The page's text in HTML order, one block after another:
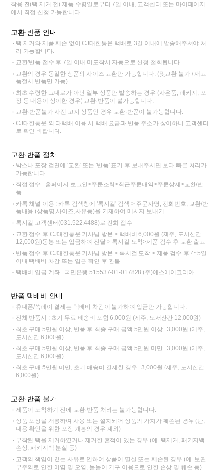
착용 전(택 제거 전) 제품 수령일로부터 7일 이내, 고객센터 또는 마이페이지
에서 직접 신청 가능합니다.
교환·반품 안내
택 제거와 제품 훼손 없이 CJ대한통운 택배로 3일 이내에 발송해주셔야 처
리 가능합니다.
교환/반품 접수 후 7일 이내 미도착시 자동으로 신청 철회됩니다.
교환의 경우 동일한 상품의 사이즈 교환만 가능합니다. (맞교환 불가 / 재고
품절시 반품만 가능)
최초 수령한 그대로가 아닌 일부 상품만 발송하는 경우 (사은품, 패키지, 포
장 등 내용이 상이한 경우) 교환·반품이 불가능합니다.
교환·반품불가 사전 고지 상품인 경우 교환·반품이 불가능합니다.
CJ대한통운 외 타택배 이용 시 택배 요금과 반품 주소가 상이하니 고객센터
로 확인 바랍니다.
교환·반품 절차
박스나 포장 겉면에 '교환' 또는 '반품' 표기 후 보내주시면 보다 빠른 처리가
가능합니다.
직접 접수 : 홈페이지 로그인>주문조회>최근주문내역>주문상세>교환/반
품
카톡 채널 이용 : 카톡 검색창에 '록시걸' 검색 > 주문자명, 전화번호, 교환/반
품내용 (상품명,사이즈,사유등)을 기재하여 메시지 보내기
록시걸 고객센터(031.522.4488)로 전화 접수
교환 접수 후 CJ대한통운 기사님 방문 > 택배비 6,000원 (제주, 도서산간
12,000원)동봉 또는 입금하여 전달 > 록시걸 도착>제품 검수 후 교환 출고
반품 접수 후 CJ대한통운 기사님 방문 > 록시걸 도착 > 제품 검수 후 4~5일
이내 택배비 차감 또는 입금 확인 후 환불
택배비 입금 계좌 : 국민은행 515537-01-017828 (주)에스에이코리아
반품 택배비 안내
휴대폰/쓱페이 결제는 택배비 차감이 불가하여 입금만 가능합니다.
전체 반품시 : 초기 무료 배송비 포함 6,000원 (제주, 도서산간 12,000원)
최초 구매 5만원 이상, 반품 후 최종 구매 금액 5만원 이상 : 3,000원 (제주,
도서산간 6,000원)
최초 구매 5만원 이상, 반품 후 최종 구매 금액 5만원 미만 : 3,000원 (제주,
도서산간 6,000원)
최초 구매 5만원 미만, 초기 배송비 결제한 경우 : 3,000원 (제주, 도서산간
6,000원)
교환·반품 불가
제품이 도착하기 전에 교환·반품 처리는 불가능합니다.
상품 포장을 개봉하여 사용 또는 설치되어 상품의 가치가 훼손된 경우 (단,
내용 확인을 위한 포장 개봉의 경우 제외)
부착된 택을 제거하였거나 제거한 흔적이 있는 경우 (예: 택제거, 패키지백
손상, 패키지백 분실 등)
고객의 책임이 있는 사유로 인하여 상품이 멸실 또는 훼손된 경우 (예: 보관
부주의로 인한 이염 및 오염, 물놀이 기구 이용으로 인한 손상 및 훼손 등)